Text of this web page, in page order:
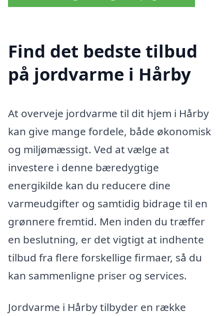
Find det bedste tilbud
på jordvarme i Hårby
At overveje jordvarme til dit hjem i Hårby
kan give mange fordele, både økonomisk
og miljømæssigt. Ved at vælge at
investere i denne bæredygtige
energikilde kan du reducere dine
varmeudgifter og samtidig bidrage til en
grønnere fremtid. Men inden du træffer
en beslutning, er det vigtigt at indhente
tilbud fra flere forskellige firmaer, så du
kan sammenligne priser og services.
Jordvarme i Hårby tilbyder en række